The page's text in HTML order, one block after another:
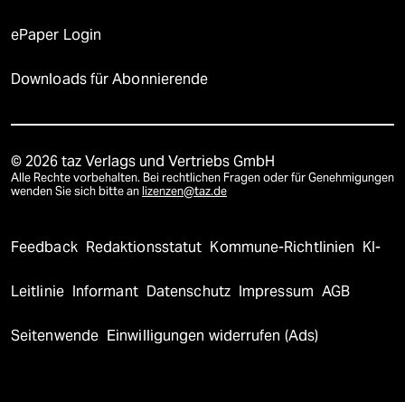
ePaper Login
Downloads für Abonnierende
© 2026 taz Verlags und Vertriebs GmbH
Alle Rechte vorbehalten. Bei rechtlichen Fragen oder für Genehmigungen
wenden Sie sich bitte an lizenzen@taz.de
Feedback Redaktionsstatut Kommune-Richtlinien KI-
Leitlinie Informant Datenschutz Impressum AGB
Seitenwende Einwilligungen widerrufen (Ads)